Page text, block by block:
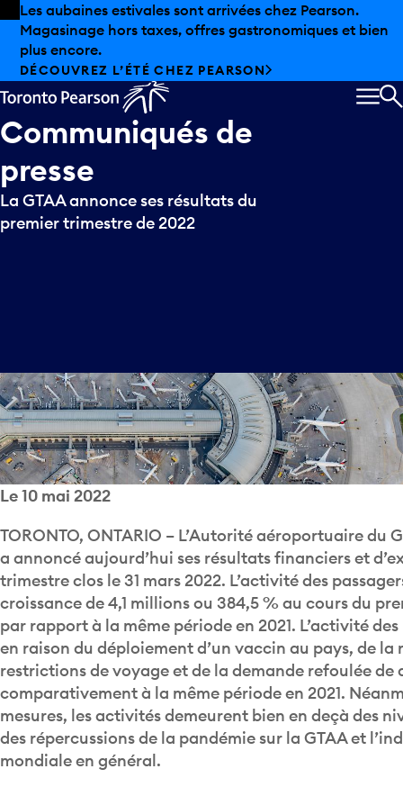
Skip to offers
Passer au contenu principal
Les aubaines estivales sont arrivées chez Pearson.
Magasinage hors taxes, offres gastronomiques et bien
plus encore.
DÉCOUVREZ L’ÉTÉ CHEZ PEARSON
Communiqués de
presse
La GTAA annonce ses résultats du
premier trimestre de 2022
Le 10 mai 2022
TORONTO, ONTARIO – L’Autorité aéroportuaire du
a annoncé aujourd’hui ses résultats financiers et
trimestre clos le 31 mars 2022. L’activité des
croissance de 4,1 millions ou 384,5 % au cours du
par rapport à la même période en 2021. L’activité
en raison du déploiement d’un vaccin au pays, de la
restrictions de voyage et de la demande refoulée de
comparativement à la même période en 2021.
mesures, les activités demeurent bien en deçà des
des répercussions de la pandémie sur la GTAA et
mondiale en général.